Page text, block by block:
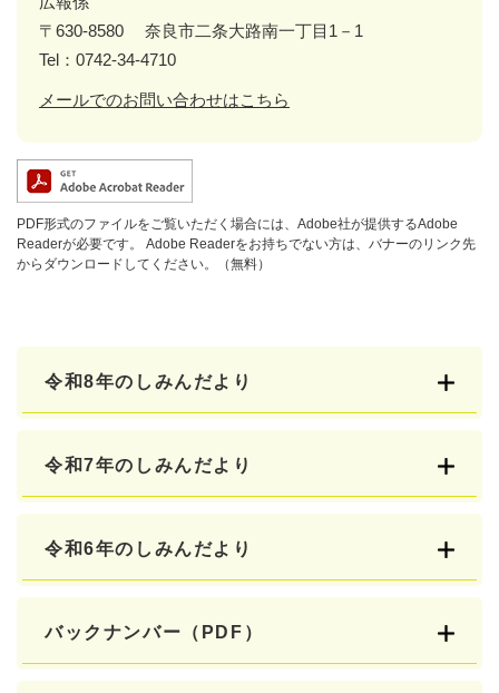
〒630-8580
奈良市二条大路南一丁目1－1
Tel：0742-34-4710
メールでのお問い合わせはこちら
PDF形式のファイルをご覧いただく場合には、Adobe社が提供するAdobe
Readerが必要です。
Adobe Readerをお持ちでない方は、バナーのリンク先
からダウンロードしてください。（無料）
令和8年のしみんだより
令和7年のしみんだより
令和6年のしみんだより
バックナンバー（PDF）